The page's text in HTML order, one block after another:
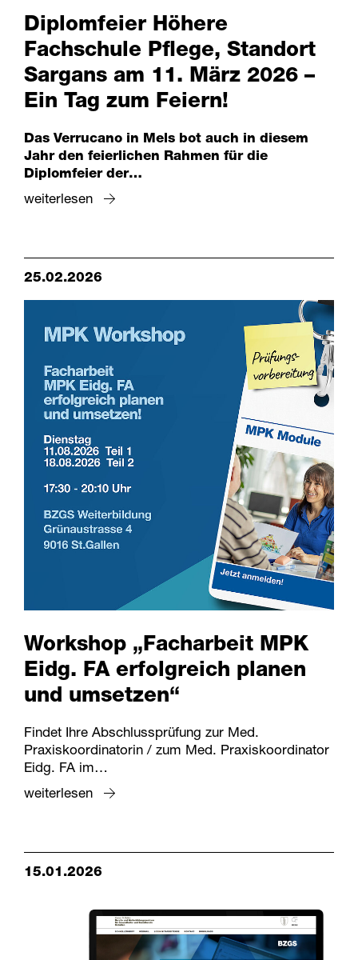
Diplomfeier Höhere
Fachschule Pflege, Standort
Sargans am 11. März 2026 –
Ein Tag zum Feiern!
Das Verrucano in Mels bot auch in diesem
Jahr den feierlichen Rahmen für die
Diplomfeier der…
weiterlesen
25.02.2026
Workshop „Facharbeit MPK
Eidg. FA erfolgreich planen
und umsetzen“
Findet Ihre Abschlussprüfung zur Med.
Praxiskoordinatorin / zum Med. Praxiskoordinator
Eidg. FA im…
weiterlesen
15.01.2026